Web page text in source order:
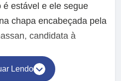
estável e ele segue
chapa encabeçada pela
candidata à
Lendo